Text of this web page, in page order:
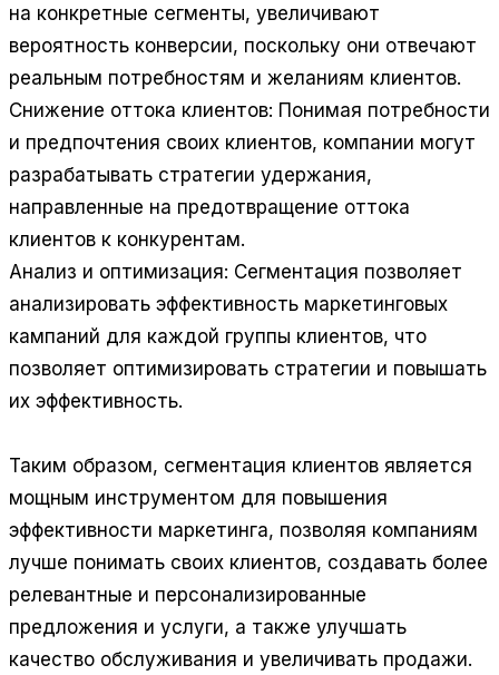
на конкретные сегменты, увеличивают
вероятность конверсии, поскольку они отвечают
реальным потребностям и желаниям клиентов.
Снижение оттока клиентов: Понимая потребности
и предпочтения своих клиентов, компании могут
разрабатывать стратегии удержания,
направленные на предотвращение оттока
клиентов к конкурентам.
Анализ и оптимизация: Сегментация позволяет
анализировать эффективность маркетинговых
кампаний для каждой группы клиентов, что
позволяет оптимизировать стратегии и повышать
их эффективность.
Таким образом, сегментация клиентов является
мощным инструментом для повышения
эффективности маркетинга, позволяя компаниям
лучше понимать своих клиентов, создавать более
релевантные и персонализированные
предложения и услуги, а также улучшать
качество обслуживания и увеличивать продажи.